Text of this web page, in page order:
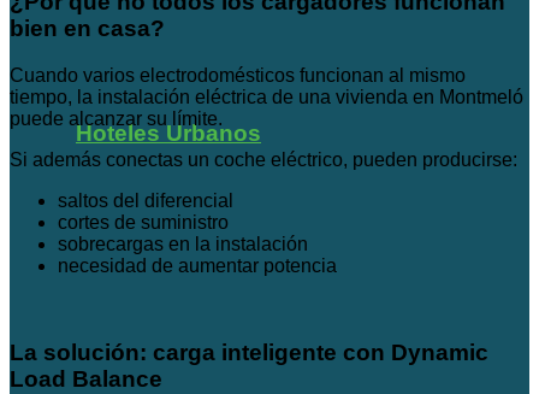
Hoteles Urbanos
bien en casa?
Cuando varios electrodomésticos funcionan al mismo
tiempo, la instalación eléctrica de una vivienda en Montmeló
puede alcanzar su límite.
Si además conectas un coche eléctrico, pueden producirse:
saltos del diferencial
cortes de suministro
sobrecargas en la instalación
necesidad de aumentar potencia
La solución: carga inteligente con Dynamic
Load Balance